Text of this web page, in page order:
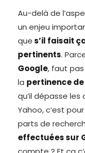
Au-delà de
un enjeu
ques’il faisait
pertinents.
Google, faut pas
la pertinence
qu’il dépasse les
Yahoo, c’est
parts de
effectuées sur